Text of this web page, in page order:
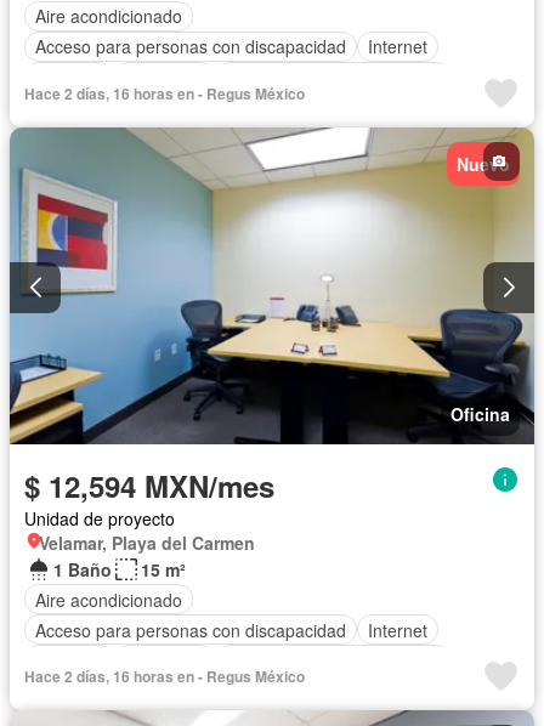
Aire acondicionado
Acceso para personas con discapacidad
Internet
Hace 2 días, 16 horas en - Regus México
Nuevo
Oficina
$ 12,594 MXN/mes
Unidad de proyecto
Velamar, Playa del Carmen
1 Baño
15 m²
Aire acondicionado
Acceso para personas con discapacidad
Internet
Hace 2 días, 16 horas en - Regus México